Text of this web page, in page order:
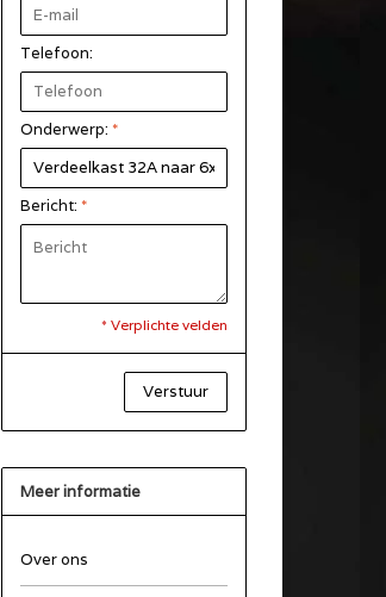
Telefoon:
Onderwerp: *
Bericht: *
* Verplichte velden
Verstuur
Meer informatie
Over ons